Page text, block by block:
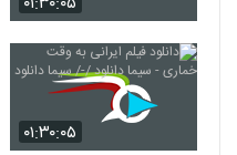
۰۱:۳۰:۰۵